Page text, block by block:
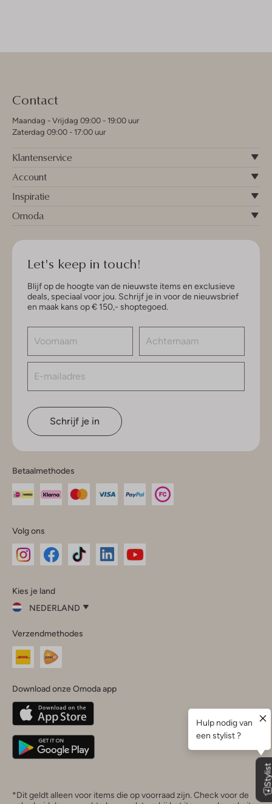
Contact
Maandag - Vrijdag 09:00 - 19:00 uur
Zaterdag 09:00 - 17:00 uur
Klantenservice
Account
Inspiratie
Omoda
Let's keep in touch!
Blijf op de hoogte van de nieuwste items en exclusieve
deals, speciaal voor jou. Schrijf je in voor de nieuwsbrief
en maak kans op € 150,- shoptegoed.
Schrijf je in
Betaalmethodes
Volg ons
InstagramFacebook
Kies je land
NEDERLAND
je
land
Nederland
Belgique(Français)
Deutschland
Verzendmethodes
Download onze Omoda app
*Dit geldt alleen voor items die op voorraad zijn. Check voor de